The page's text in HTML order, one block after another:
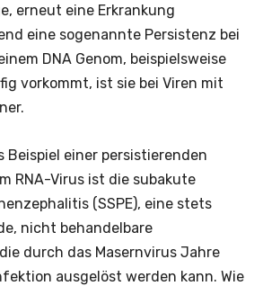
erneut eine Erkrankung
eine sogenannte Persistenz bei
DNA Genom, beispielsweise
vorkommt, ist sie bei Viren mit
Beispiel einer persistierenden
RNA-Virus ist die subakute
(SSPE), eine stets
nicht behandelbare
durch das Masernvirus Jahre
ausgelöst werden kann. Wie